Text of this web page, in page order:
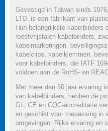
Gevestigd in Taiwan sinds
LTD. is een fabrikant van
Hun belangrijkste kabelbinders
roestvrijstalen kabelbinders,
kabelmarkeringen,
kabelclips, kabelklemmen,
voor kabelbinders, die IATF
voldoen aan de RoHS- en
Met meer dan 50 jaar ervaring
van kabelbinders, hebben de
GL, CE en CQC-accreditatie
en geschikt voor toepassing in
omgevingen. Rijke ervaring en